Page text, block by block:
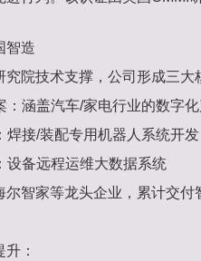
智造
院技术支撑，公司形成三大
：涵盖汽车/家电行业的数字
焊接/装配专用机器人系统开发
设备远程运维大数据系统
智家等龙头企业，累计交付
：